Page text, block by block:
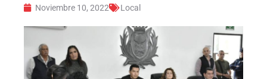
Noviembre 10, 2022 Local